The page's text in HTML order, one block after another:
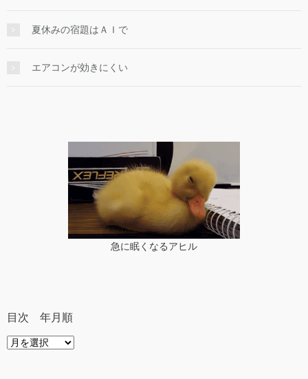
夏休みの宿題はＡＩで
エアコンが効きにくい
急に眠くなるアヒル
目次 年月順
目